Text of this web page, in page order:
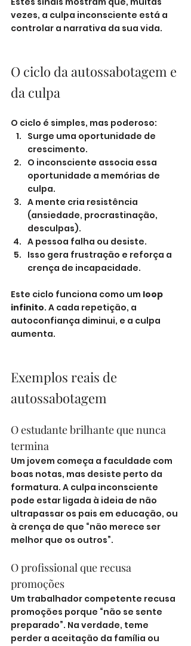
vezes, a culpa inconsciente está a
controlar a narrativa da sua vida.
O ciclo da autossabotagem e
da culpa
O ciclo é simples, mas poderoso:
Surge uma oportunidade de
crescimento.
O inconsciente associa essa
oportunidade a memórias de
culpa.
A mente cria resistência
(ansiedade, procrastinação,
desculpas).
A pessoa falha ou desiste.
Isso gera frustração e reforça a
crença de incapacidade.
Este ciclo funciona como um loop
infinito. A cada repetição, a
autoconfiança diminui, e a culpa
aumenta.
Exemplos reais de
autossabotagem
O estudante brilhante que nunca
termina
Um jovem começa a faculdade com
boas notas, mas desiste perto da
formatura. A culpa inconsciente
pode estar ligada à ideia de não
ultrapassar os pais em educação, ou
à crença de que “não merece ser
melhor que os outros”.
O profissional que recusa
promoções
Um trabalhador competente recusa
promoções porque “não se sente
preparado”. Na verdade, teme
perder a aceitação da família ou